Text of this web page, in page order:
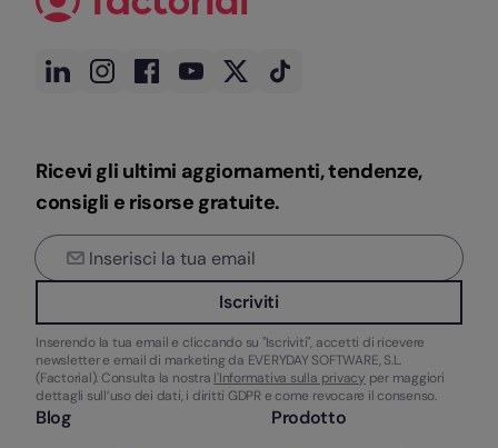
Ricevi gli ultimi aggiornamenti, tendenze,
consigli e risorse gratuite.
Iscriviti
Inserendo la tua email e cliccando su "Iscriviti", accetti di ricevere
newsletter e email di marketing da EVERYDAY SOFTWARE, S.L.
(Factorial). Consulta la nostra l'Informativa sulla privacy per maggiori
dettagli sull’uso dei dati, i diritti GDPR e come revocare il consenso.
Blog Prodotto